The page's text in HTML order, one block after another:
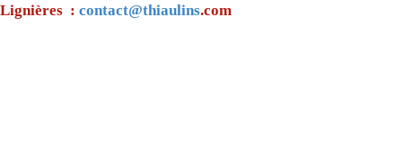
: contact@thiaulins.com